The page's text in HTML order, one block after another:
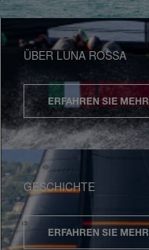
ÜBER LUNA ROSSA
ERFAHREN SIE MEHR
GESCHICHTE
ERFAHREN SIE MEHR